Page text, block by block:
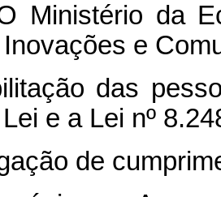
Ministério da
e
das
e a Lei nº
de